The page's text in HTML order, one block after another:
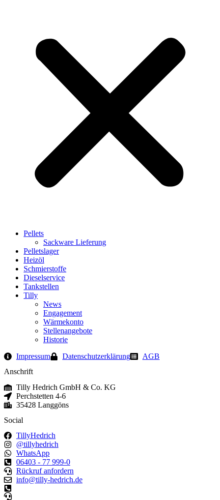
Pellets
Sackware Lieferung
Pelletslager
Heizöl
Schmierstoffe
Dieselservice
Tankstellen
Tilly
News
Engagement
Wärmekonto
Stellenangebote
Historie
Impressum
Datenschutzerklärung
AGB
Anschrift
Tilly Hedrich GmbH & Co. KG
Perchstetten 4-6
35428 Langgöns
Social
TillyHedrich
@tillyhedrich
WhatsApp
06403 - 77 999-0
Rückruf anfordern
info@tilly-hedrich.de